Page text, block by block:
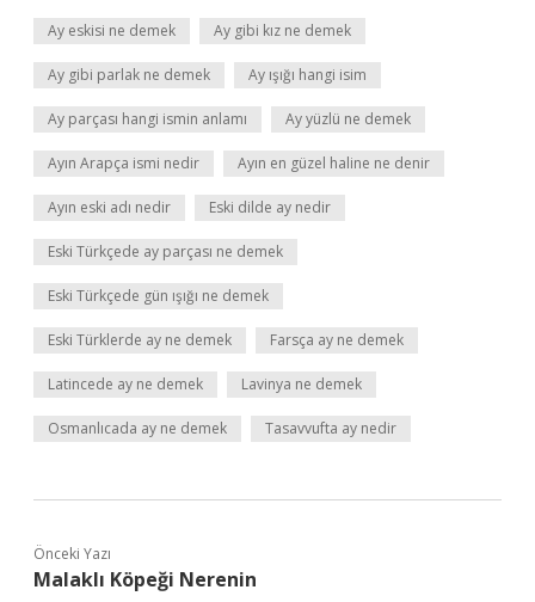
Ay eskisi ne demek Ay gibi kız ne demek
Ay gibi parlak ne demek Ay ışığı hangi isim
Ay parçası hangi ismin anlamı Ay yüzlü ne demek
Ayın Arapça ismi nedir Ayın en güzel haline ne denir
Ayın eski adı nedir Eski dilde ay nedir
Eski Türkçede ay parçası ne demek
Eski Türkçede gün ışığı ne demek
Eski Türklerde ay ne demek Farsça ay ne demek
Latincede ay ne demek Lavinya ne demek
Osmanlıcada ay ne demek Tasavvufta ay nedir
Önceki Yazı
Malaklı Köpeği Nerenin